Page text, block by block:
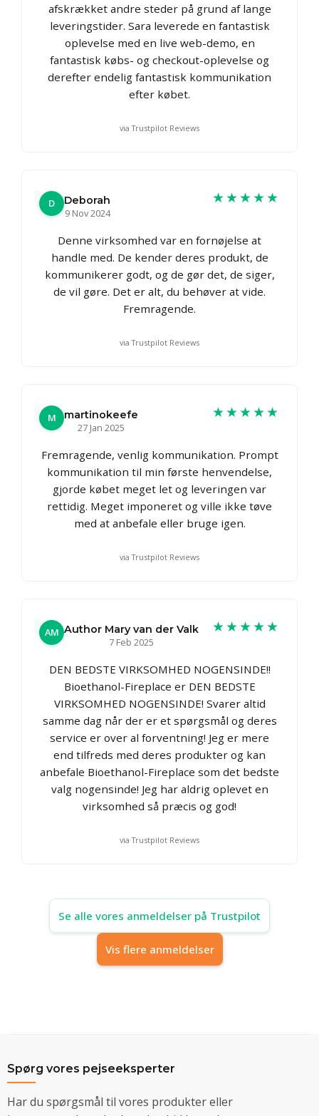
afskrækket andre steder på grund af lange
leveringstider. Sara leverede en fantastisk
oplevelse med en live web-demo, en
fantastisk købs- og checkout-oplevelse og
derefter endelig fantastisk kommunikation
efter købet.
via Trustpilot Reviews
D
Deborah
9 Nov 2024
★★★★★
Denne virksomhed var en fornøjelse at
handle med. De kender deres produkt, de
kommunikerer godt, og de gør det, de siger,
de vil gøre. Det er alt, du behøver at vide.
Fremragende.
via Trustpilot Reviews
M
martinokeefe
27 Jan 2025
★★★★★
Fremragende, venlig kommunikation. Prompt
kommunikation til min første henvendelse,
gjorde købet meget let og leveringen var
rettidig. Meget imponeret og ville ikke tøve
med at anbefale eller bruge igen.
via Trustpilot Reviews
AM Author Mary van der Valk
7 Feb 2025
★★★★★
DEN BEDSTE VIRKSOMHED NOGENSINDE!!
Bioethanol-Fireplace er DEN BEDSTE
VIRKSOMHED NOGENSINDE! Svarer altid
samme dag når der er et spørgsmål og deres
service er over al forventning! Jeg er mere
end tilfreds med deres produkter og kan
anbefale Bioethanol-Fireplace som det bedste
valg nogensinde! Jeg har aldrig oplevet en
virksomhed så præcis og god!
via Trustpilot Reviews
Se alle vores anmeldelser på Trustpilot
Vis flere anmeldelser
Spørg vores pejseeksperter
Har du spørgsmål til vores produkter eller